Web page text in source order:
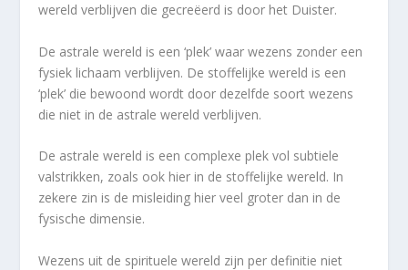
wereld verblijven die gecreëerd is door het Duister.
De astrale wereld is een ‘plek’ waar wezens zonder een
fysiek lichaam verblijven. De stoffelijke wereld is een
‘plek’ die bewoond wordt door dezelfde soort wezens
die niet in de astrale wereld verblijven.
De astrale wereld is een complexe plek vol subtiele
valstrikken, zoals ook hier in de stoffelijke wereld. In
zekere zin is de misleiding hier veel groter dan in de
fysische dimensie.
Wezens uit de spirituele wereld zijn per definitie niet